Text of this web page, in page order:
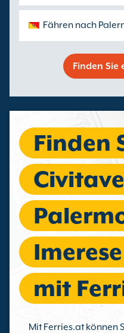
Fähren nach
Finden Sie
Finden
mit
Mit Ferries.at können